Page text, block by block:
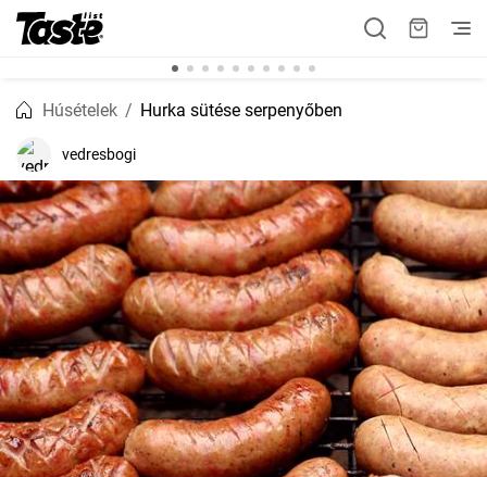
Húsételek Hurka sütése serpenyőben
vedresbogi